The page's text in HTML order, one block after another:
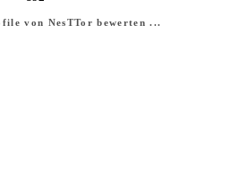
von NesTTor bewerten ...